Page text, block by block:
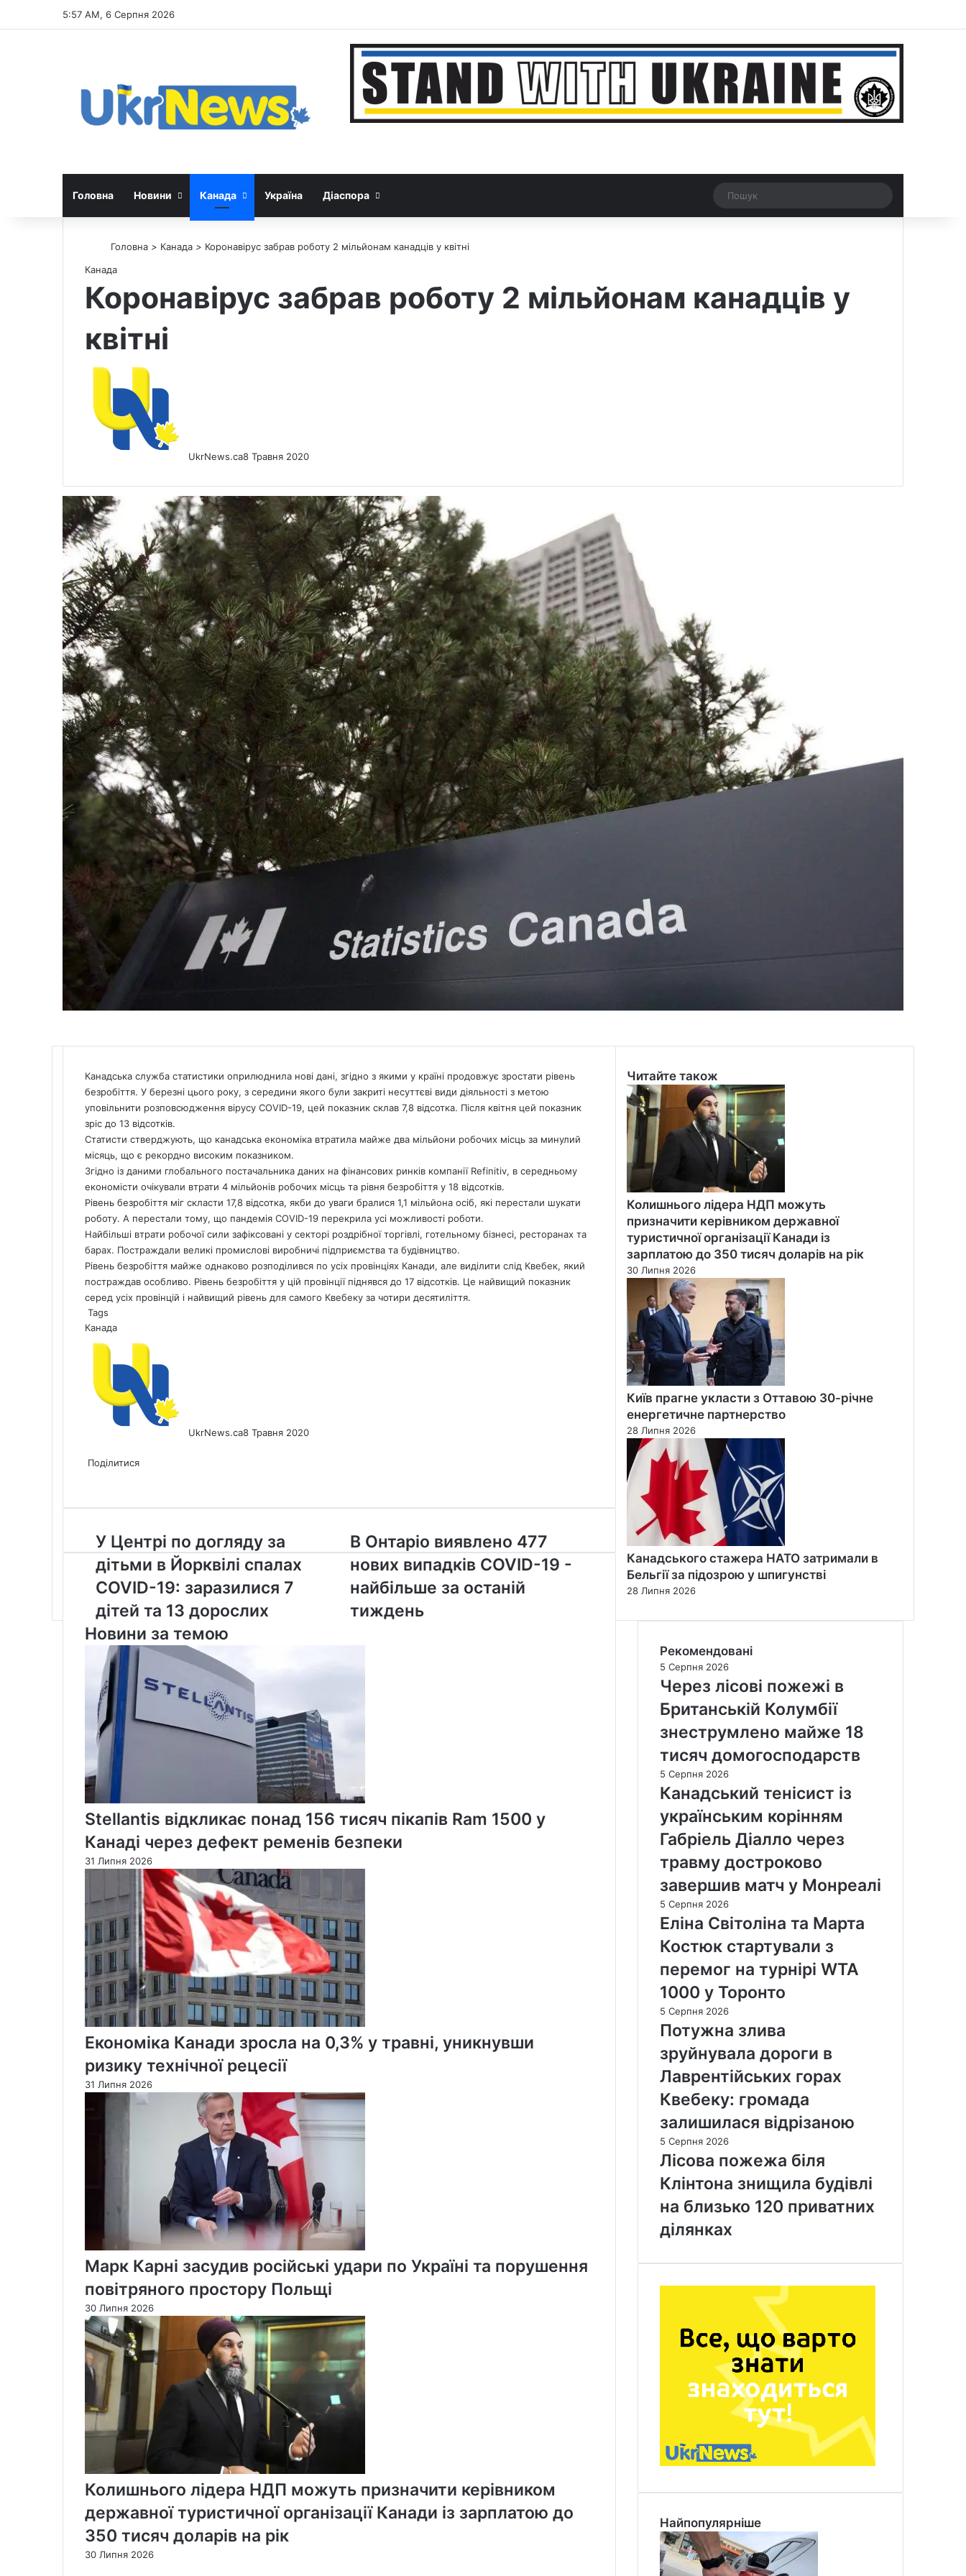
5:57 AM, 6 Серпня 2026
Google News
Threads
Головна Новини Канада Україна Діаспора Рандомна новина
Switch skin
Головна > Канада > Коронавірус забрав роботу 2 мільйонам канадців у квітні
Канада
Коронавірус забрав роботу 2 мільйонам канадців у
квітні
UkrNews.ca8 Травня 2020
Канадська служба статистики оприлюднила нові дані, згідно з якими у країні продовжує зростати рівень
безробіття. У березні цього року, з середини якого були закриті несуттєві види діяльності з метою
уповільнити розповсюдження вірусу COVID-19, цей показник склав 7,8 відсотка. Після квітня цей показник
зріс до 13 відсотків.
Статисти стверджують, що канадська економіка втратила майже два мільйони робочих місць за минулий
місяць, що є рекордно високим показником.
Згідно із даними глобального постачальника даних на фінансових ринків компанії Refinitiv, в середньому
економісти очікували втрати 4 мільйонів робочих місць та рівня безробіття у 18 відсотків.
Рівень безробіття міг скласти 17,8 відсотка, якби до уваги бралися 1,1 мільйона осіб, які перестали шукати
роботу. А перестали тому, що пандемія COVID-19 перекрила усі можливості роботи.
Найбільші втрати робочої сили зафіксовані у секторі роздрібної торгівлі, готельному бізнесі, ресторанах та
барах. Постраждали великі промислові виробничі підприємства та будівництво.
Рівень безробіття майже однаково розподілився по усіх провінціях Канади, але виділити слід Квебек, який
постраждав особливо. Рівень безробіття у цій провінції піднявся до 17 відсотків. Це найвищий показник
серед усіх провінцій і найвищий рівень для самого Квебеку за чотири десятиліття.
Tags
Канада
UkrNews.ca8 Травня 2020
via
Поділитися
Email
У
Центрі
по
догляду
за
дітьми
в
Йорквілі
спалах
COVID-
19:
заразилися
7
дітей
та
дорослих
У Центрі по догляду за
дітьми в Йорквілі спалах
COVID-19: заразилися 7
дітей та 13 дорослих
В
Онтаріо
виявлено
477
нових
випадків
В Онтаріо виявлено 477
нових випадків COVID-19 -
найбільше за останій
тиждень
Новини за темою
Stellantis відкликає понад 156 тисяч пікапів Ram 1500 у
Канаді через дефект ременів безпеки
31 Липня 2026
Економіка Канади зросла на 0,3% у травні, уникнувши
ризику технічної рецесії
31 Липня 2026
Марк Карні засудив російські удари по Україні та порушення
повітряного простору Польщі
30 Липня 2026
Колишнього лідера НДП можуть призначити керівником
державної туристичної організації Канади із зарплатою до
350 тисяч доларів на рік
30 Липня 2026
Читайте також
Close
Колишнього лідера НДП можуть
призначити керівником державної
туристичної організації Канади із
зарплатою до 350 тисяч доларів на рік
30 Липня 2026
Київ прагне укласти з Оттавою 30-річне
енергетичне партнерство
28 Липня 2026
Канадського стажера НАТО затримали в
Бельгії за підозрою у шпигунстві
28 Липня 2026
Рекомендовані
5 Серпня 2026
Через лісові пожежі в
Британській Колумбії
знеструмлено майже 18
тисяч домогосподарств
5 Серпня 2026
Канадський тенісист із
українським корінням
Габріель Діалло через
травму достроково
завершив матч у Монреалі
5 Серпня 2026
Еліна Світоліна та Марта
Костюк стартували з
перемог на турнірі WTA
1000 у Торонто
5 Серпня 2026
Потужна злива
зруйнувала дороги в
Лаврентійських горах
Квебеку: громада
залишилася відрізаною
5 Серпня 2026
Лісова пожежа біля
Клінтона знищила будівлі
на близько 120 приватних
ділянках
Найпопулярніше